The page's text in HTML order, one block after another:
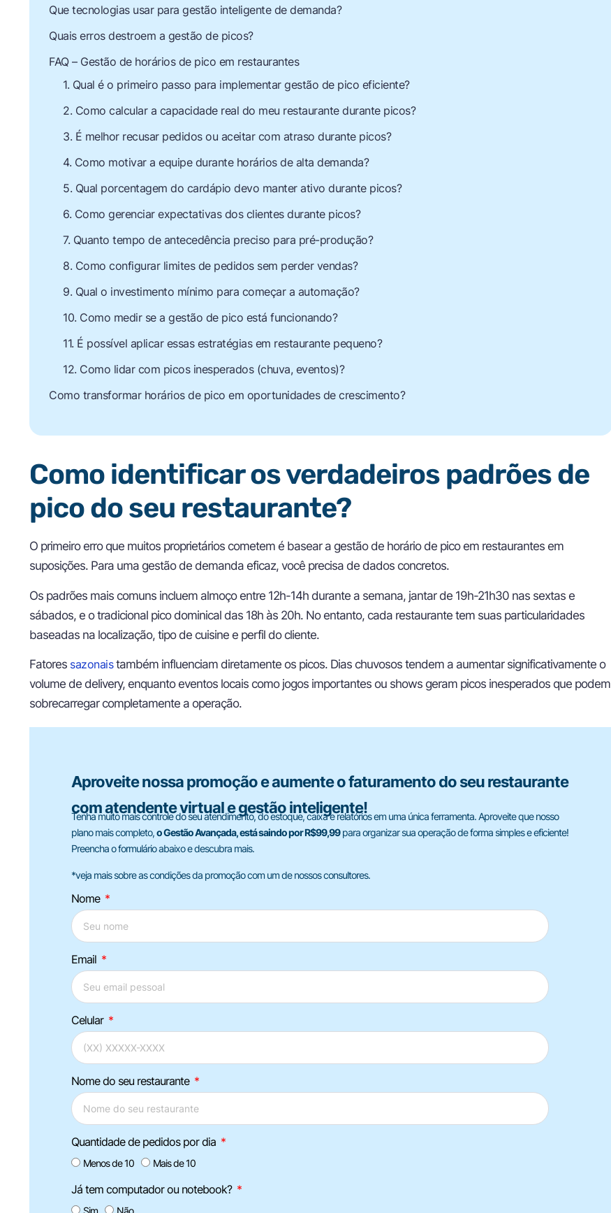
Que tecnologias usar para gestão inteligente de demanda?
Quais erros destroem a gestão de picos?
FAQ – Gestão de horários de pico em restaurantes
1. Qual é o primeiro passo para implementar gestão de pico eficiente?
2. Como calcular a capacidade real do meu restaurante durante picos?
3. É melhor recusar pedidos ou aceitar com atraso durante picos?
4. Como motivar a equipe durante horários de alta demanda?
5. Qual porcentagem do cardápio devo manter ativo durante picos?
6. Como gerenciar expectativas dos clientes durante picos?
7. Quanto tempo de antecedência preciso para pré-produção?
8. Como configurar limites de pedidos sem perder vendas?
9. Qual o investimento mínimo para começar a automação?
10. Como medir se a gestão de pico está funcionando?
11. É possível aplicar essas estratégias em restaurante pequeno?
12. Como lidar com picos inesperados (chuva, eventos)?
Como transformar horários de pico em oportunidades de crescimento?
Como identificar os verdadeiros padrões de
pico do seu restaurante?
O primeiro erro que muitos proprietários cometem é basear a gestão de horário de pico em restaurantes em
suposições. Para uma gestão de demanda eficaz, você precisa de dados concretos.
Os padrões mais comuns incluem almoço entre 12h-14h durante a semana, jantar de 19h-21h30 nas sextas e
sábados, e o tradicional pico dominical das 18h às 20h. No entanto, cada restaurante tem suas particularidades
baseadas na localização, tipo de cuisine e perfil do cliente.
Fatores sazonaistambém influenciam diretamente os picos. Dias chuvosos tendem a aumentar significativamente o
volume de delivery, enquanto eventos locais como jogos importantes ou shows geram picos inesperados que podem
sobrecarregar completamente a operação.
Aproveite nossa promoção e aumente o faturamento do seu restaurante
com atendente virtual e gestão inteligente!
Tenha muito mais controle do seu atendimento, do estoque, caixa e relatórios em uma única ferramenta. Aproveite que nosso
plano mais completo,o Gestão Avançada, está saindo por R$99,99para organizar sua operação de forma simples e eficiente!
Preencha o formulário abaixo e descubra mais.
*veja mais sobre as condições da promoção com um de nossos consultores.
Nome
Email
Celular
Nome do seu restaurante
Quantidade de pedidos por dia
Menos de 10 Mais de 10
Já tem computador ou notebook?